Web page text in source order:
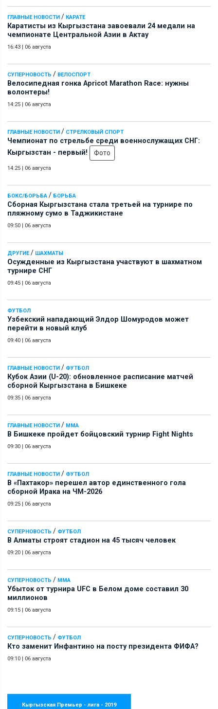
ГЛАВНЫЕ НОВОСТИ / КАРАТЕ
Каратисты из Кыргызстана завоевали 24 медали на
чемпионате Центральной Азии в Актау
16:43 | 06 августа
СУПЕРНОВОСТЬ / ВЕЛОСПОРТ
Велосипедная гонка Apricot Marathon Race: нужны
волонтеры!
14:25 | 06 августа
ГЛАВНЫЕ НОВОСТИ / СТРЕЛКОВЫЙ СПОРТ
Чемпионат по стрельбе среди военнослужащих СНГ:
Кыргызстан - первый!
Фото
14:25 | 06 августа
БОКС/БОРЬБА / БОРЬБА
Сборная Кыргызстана стала третьей на турнире по
пляжному сумо в Таджикистане
09:50 | 06 августа
ДРУГИЕ/ ШАХМАТЫ
Осужденные из Кыргызстана участвуют в шахматном
турнире СНГ
09:45 | 06 августа
ФУТБОЛ
Узбекский нападающий Элдор Шомуродов может
перейти в новый клуб
09:40 | 06 августа
ГЛАВНЫЕ НОВОСТИ / ФУТБОЛ
Кубок Азии (U-20): обновленное расписание матчей
сборной Кыргызстана в Бишкеке
09:35 | 06 августа
ГЛАВНЫЕ НОВОСТИ / ММА
В Бишкеке пройдет бойцовский турнир Fight Nights
09:30 | 06 августа
ГЛАВНЫЕ НОВОСТИ / ФУТБОЛ
В «Пахтакор» перешел автор единственного гола
сборной Ирака на ЧМ-2026
09:25 | 06 августа
СУПЕРНОВОСТЬ / ФУТБОЛ
В Алматы строят стадион на 45 тысяч человек
09:20 | 06 августа
СУПЕРНОВОСТЬ / ММА
Убыток от турнира UFC в Белом доме составил 30
миллионов
09:15 | 06 августа
СУПЕРНОВОСТЬ / ФУТБОЛ
Кто заменит Инфантино на посту президента ФИФА?
09:10 | 06 августа
Кыргызская Премьер - лига - 2019